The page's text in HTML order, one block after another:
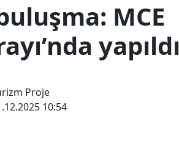
MCE
yapıldı
Proje
10:54